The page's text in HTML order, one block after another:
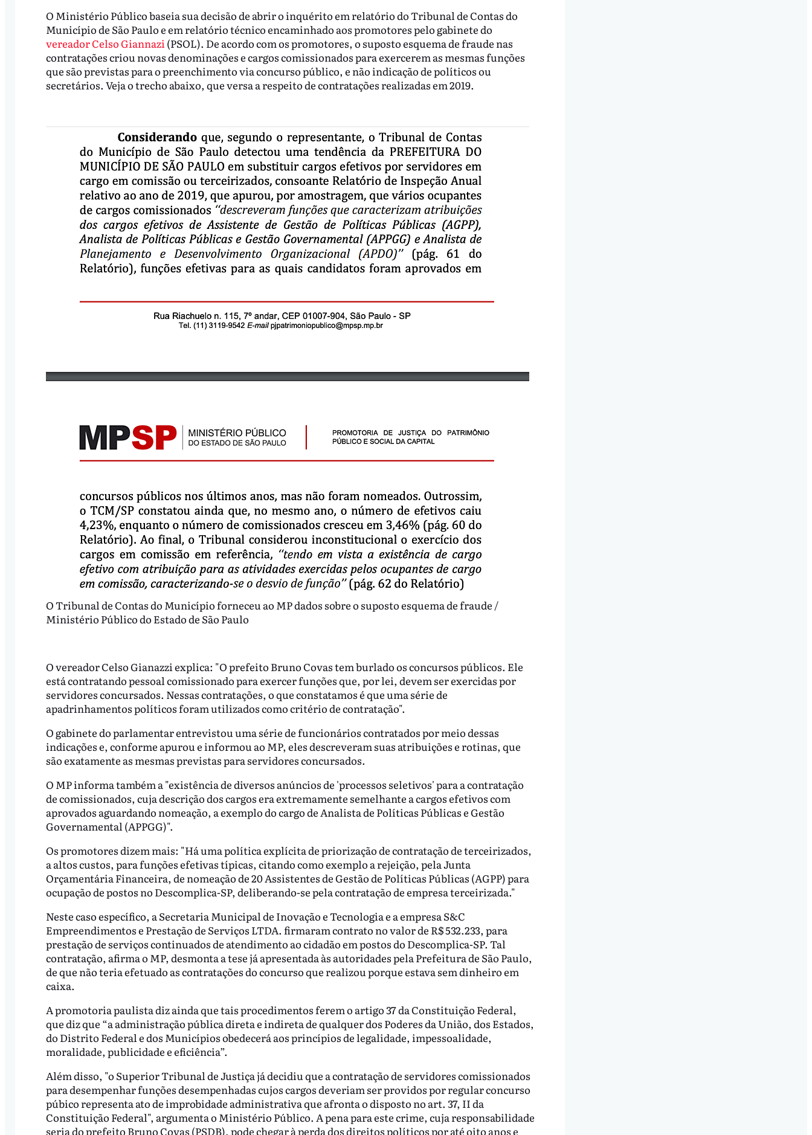
O Ministério Público baseia sua decisão de abrir o inquérito em relatório do Tribunal de Contas do
Município de São Paulo e em relatório técnico encaminhado aos promotores pelo gabinete do
vereador Celso Giannazi (PSOL). De acordo com os promotores, o suposto esquema de fraude nas
contratações criou novas denominações e cargos comissionados para exercerem as mesmas funções
que são previstas para o preenchimento via concurso público, e não indicação de políticos ou
secretários. Veja o trecho abaixo, que versa a respeito de contratações realizadas em 2019.
O Tribunal de Contas do Município forneceu ao MP dados sobre o suposto esquema de fraude /
Ministério Público do Estado de São Paulo
O vereador Celso Gianazzi explica: "O prefeito Bruno Covas tem burlado os concursos públicos. Ele
está contratando pessoal comissionado para exercer funções que, por lei, devem ser exercidas por
servidores concursados. Nessas contratações, o que constatamos é que uma série de
apadrinhamentos políticos foram utilizados como critério de contratação".
O gabinete do parlamentar entrevistou uma série de funcionários contratados por meio dessas
indicações e, conforme apurou e informou ao MP, eles descreveram suas atribuições e rotinas, que
são exatamente as mesmas previstas para servidores concursados.
O MP informa também a "existência de diversos anúncios de 'processos seletivos' para a contratação
de comissionados, cuja descrição dos cargos era extremamente semelhante a cargos efetivos com
aprovados aguardando nomeação, a exemplo do cargo de Analista de Políticas Públicas e Gestão
Governamental (APPGG)".
Os promotores dizem mais: "Há uma política explícita de priorização de contratação de terceirizados,
a altos custos, para funções efetivas típicas, citando como exemplo a rejeição, pela Junta
Orçamentária Financeira, de nomeação de 20 Assistentes de Gestão de Políticas Públicas (AGPP) para
ocupação de postos no Descomplica-SP, deliberando-se pela contratação de empresa terceirizada."
Neste caso específico, a Secretaria Municipal de Inovação e Tecnologia e a empresa S&C
Empreendimentos e Prestação de Serviços LTDA. firmaram contrato no valor de R$ 532.233, para
prestação de serviços continuados de atendimento ao cidadão em postos do Descomplica-SP. Tal
contratação, afirma o MP, desmonta a tese já apresentada às autoridades pela Prefeitura de São Paulo,
de que não teria efetuado as contratações do concurso que realizou porque estava sem dinheiro em
caixa.
A promotoria paulista diz ainda que tais procedimentos ferem o artigo 37 da Constituição Federal,
que diz que “a administração pública direta e indireta de qualquer dos Poderes da União, dos Estados,
do Distrito Federal e dos Municípios obedecerá aos princípios de legalidade, impessoalidade,
moralidade, publicidade e eficiência”.
Além disso, "o Superior Tribunal de Justiça já decidiu que a contratação de servidores comissionados
para desempenhar funções desempenhadas cujos cargos deveriam ser providos por regular concurso
púbico representa ato de improbidade administrativaque afronta o disposto no art. 37, II da
Constituição Federal", argumenta o Ministério Público. A pena para este crime, cuja responsabilidade
seria do prefeito Bruno Covas (PSDB), pode chegar à perda dos direitos políticos por até oito anos e